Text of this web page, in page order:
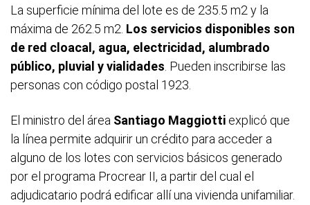
La superficie mínima del lote es de 235.5 m2 y la
máxima de 262.5 m2. Los servicios disponibles son
de red cloacal, agua, electricidad, alumbrado
público, pluvial y vialidades . Pueden inscribirse las
personas con código postal 1923.
El ministro del área Santiago Maggiotti explicó que
la línea permite adquirir un crédito para acceder a
alguno de los lotes con servicios básicos generado
por el programa Procrear II, a partir del cual el
adjudicatario podrá edificar allí una vivienda unifamiliar.